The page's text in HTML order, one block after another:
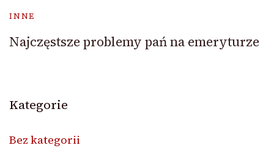
INNE
Najczęstsze problemy pań na emeryturze
Kategorie
Bez kategorii